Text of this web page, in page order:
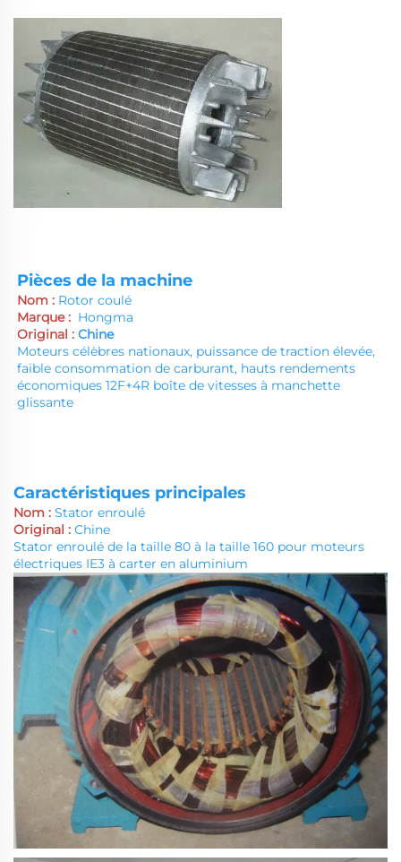
Pièces de la machine
Nom : Rotor coulé
Marque : Hongma
Original : Chine
Moteurs célèbres nationaux, puissance de traction élevée,
faible consommation de carburant, hauts rendements
économiques 12F+4R boîte de vitesses à manchette
glissante
Caractéristiques principales
Nom : Stator enroulé
Original : Chine
Stator enroulé de la taille 80 à la taille 160 pour moteurs
électriques IE3 à carter en aluminium